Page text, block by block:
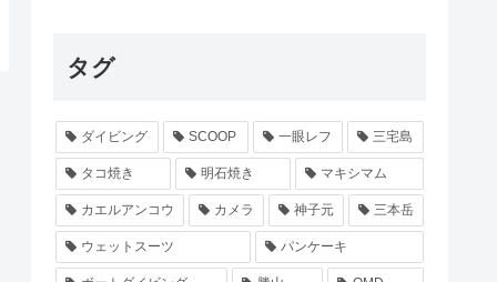
タグ
ダイビング SCOOP 一眼レフ 三宅島
タコ焼き 明石焼き マキシマム
カエルアンコウ カメラ 神子元 三本岳
ウェットスーツ パンケーキ